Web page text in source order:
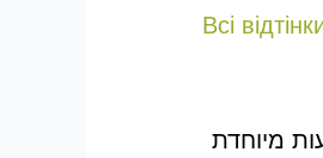
«Всі
מיוחדת